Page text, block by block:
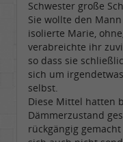
Schwester große
Sie wollte den
isolierte Marie,
verabreichte ihr
so dass sie
sich um
selbst.
Diese Mittel hatten
Dämmerzustand
rückgängig